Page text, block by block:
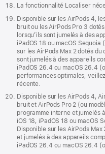
La fonctionnalité Localiser
Disponible sur les AirPods 4,
bruit ou les AirPods Pro 3
lorsqu’ils sont jumelés à des
iPadOS 18 ou macOS
sur les AirPods Max 2 dotés
sont jumelés à des appareils
iPadOS 26.4 ou macOS 26.4
performances optimales,
récente.
Disponible sur les AirPods 4,
bruit et AirPods Pro 2 (ou
programme interne et jumelés
iOS 18, iPadOS 18 ou macOS
Disponible sur les AirPods
et jumelés à des appareils
iPadOS 26.4 ou macOS 26.4